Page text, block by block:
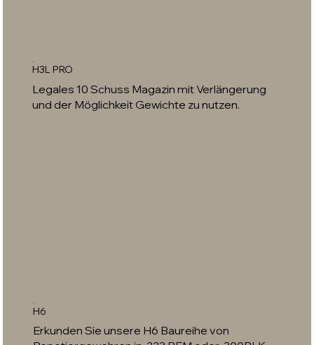
H3L PRO
Legales 10 Schuss Magazin mit Verlängerung
und der Möglichkeit Gewichte zu nutzen.
H6
Erkunden Sie unsere H6 Baureihe von